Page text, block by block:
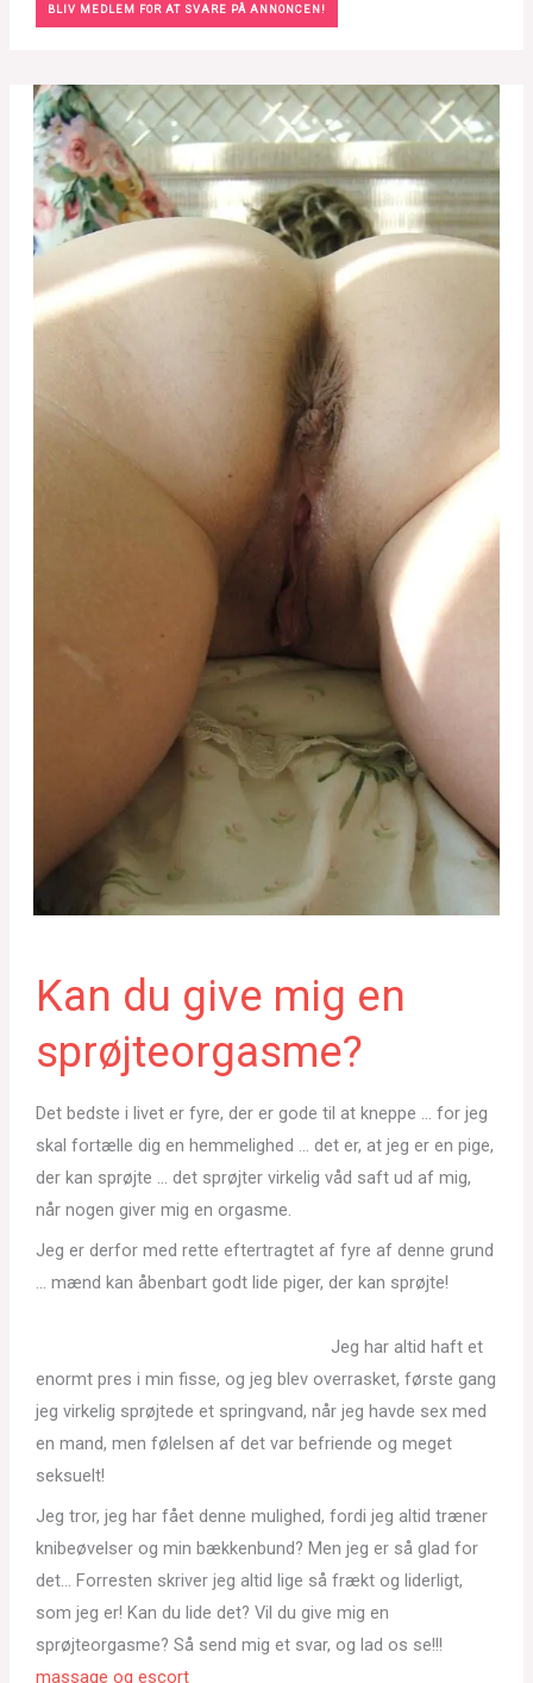
BLIV MEDLEM FOR AT SVARE PÅ ANNONCEN!
Kan du give mig en
sprøjteorgasme?
Det bedste i livet er fyre, der er gode til at kneppe … for jeg
skal fortælle dig en hemmelighed … det er, at jeg er en pige,
der kan sprøjte … det sprøjter virkelig våd saft ud af mig,
når nogen giver mig en orgasme.
Jeg er derfor med rette eftertragtet af fyre af denne grund
… mænd kan åbenbart godt lide piger, der kan sprøjte!
Jeg har altid haft et
enormt pres i min fisse, og jeg blev overrasket, første gang
jeg virkelig sprøjtede et springvand, når jeg havde sex med
en mand, men følelsen af det var befriende og meget
seksuelt!
Jeg tror, jeg har fået denne mulighed, fordi jeg altid træner
knibeøvelser og min bækkenbund? Men jeg er så glad for
det… Forresten skriver jeg altid lige så frækt og liderligt,
som jeg er! Kan du lide det? Vil du give mig en
sprøjteorgasme? Så send mig et svar, og lad os se!!!
massage og escort